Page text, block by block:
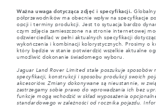
Ważna uwaga dotycząca zdjęć i specyfikacji.
półprzewodników ma obecnie wpływ na specyfikacje
opcji i terminy produkcji. Jest to sytuacja bardzo
czym zdjęcia zamieszczone na stronie internetowej
odzwierciedlać w pełni aktualnych specyfikacji
wykończenia i kombinacji kolorystycznych. Prosimy o
który będzie w stanie potwierdzić wszelkie aktualne
umożliwić dokonanie świadomego wyboru.
Jaguar Land Rover Limited stale poszukuje sposobów
specyfikacji, konstrukcji i sposobu produkcji swoich
akcesoriów. Zmiany dokonywane są nieustannie, w
zastrzegamy sobie prawo do wprowadzania ich bez
funkcje mogą wchodzić w skład wyposażenia
standardowego w zależności od rocznika pojazdu.